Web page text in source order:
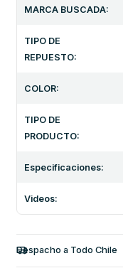
MARCA BUSCADA:
TIPO DE
REPUESTO:
COLOR:
TIPO DE
PRODUCTO:
Especificaciones:
Videos:
Despacho a Todo Chile